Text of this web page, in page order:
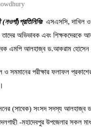
এসএসসি, দাখিল ও
তাদের অভিভাবক এবং শিক্ষকদেরকে
এমপি আলহাজ্ব ড.আকরাম হোসেন
ও সমমানের পরীক্ষার ফলাফল
(সাবেক) সংসদ সদস্য আলহাজ্ব
-মহাদেবপুর উপজেলার সকল